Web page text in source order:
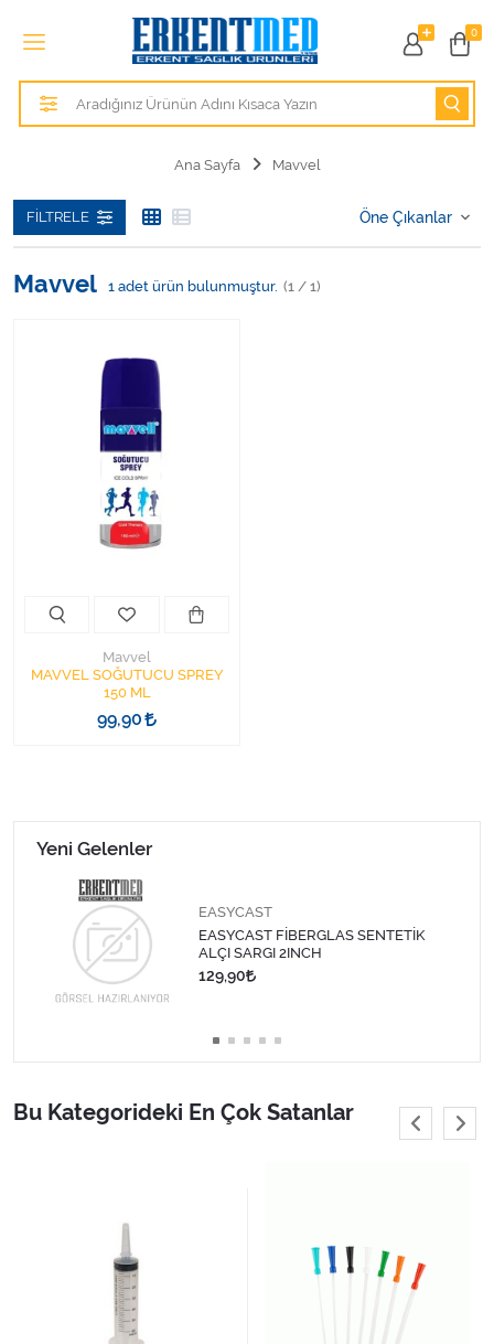
0
Tüm Kategoriler
Alezler
Hasta Bakım Ürünleri
Hastane Mobilyaları
Kişisel Bakım ve Sağlık
Kişisel Bakım ve Sağlık
Ortopedi Ürünleri
Ortopedi Ürünleri
Sarf Malzemeleri
Sarf Malzemeleri
Tıbbi Tekstil Ürünleri
Varis Çorapları
Ana Sayfa Mavvel
FILTRELE
Mavvel 1 adet ürün bulunmuştur. (1 / 1)
Mavvel
MAVVEL SOĞUTUCU SPREY
150 ML
99,90
Yeni Gelenler
EASYCAST
EASYCAST FİBERGLAS SENTETİK
ALÇI SARGI 2INCH
129,90
Bu Kategorideki En Çok Satanlar